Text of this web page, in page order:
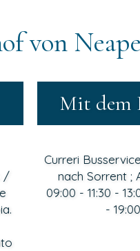
von
/
Mit dem
Curreri
nach Sorrent ;
09:00 - 11:30 -
-